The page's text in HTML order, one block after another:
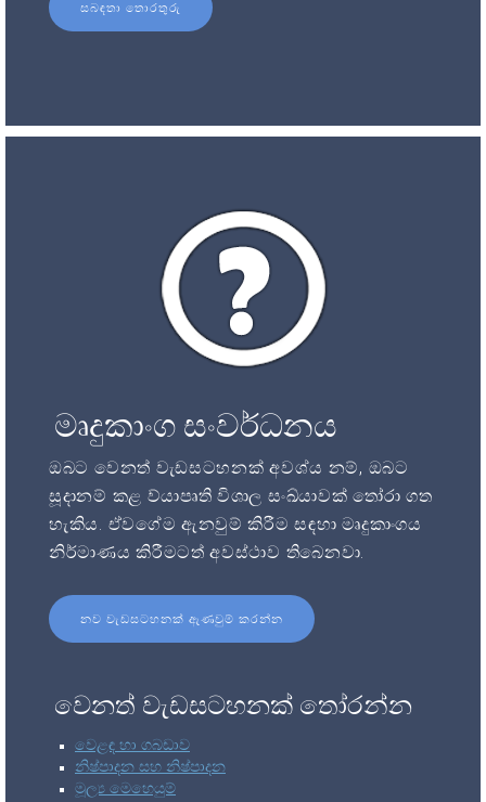
සබඳතා තොරතුරු
මෘදුකාංග සංවර්ධනය
ඔබට වෙනත් වැඩසටහනක් අවශ්ය නම්, ඔබට
සූදානම් කළ ව්යාපෘති විශාල සංඛ්යාවක් තෝරා ගත
හැකිය. ඒවගේම ඇනවුම් කිරීම සඳහා මෘදුකාංගය
නිර්මාණය කිරීමටත් අවස්ථාව තිබෙනවා.
නව වැඩසටහනක් ඇණවුම් කරන්න
වෙනත් වැඩසටහනක් තෝරන්න
වෙළඳ හා ගබඩාව
නිෂ්පාදන සහ නිෂ්පාදන
මූල්‍ය මෙහෙයුම්